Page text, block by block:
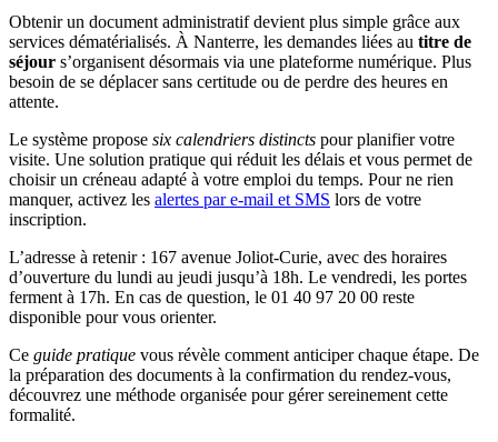
Obtenir un document administratif devient plus simple grâce aux
services dématérialisés. À Nanterre, les demandes liées au titre de
séjour s’organisent désormais via une plateforme numérique. Plus
besoin de se déplacer sans certitude ou de perdre des heures en
attente.
Le système propose six calendriers distincts pour planifier votre
visite. Une solution pratique qui réduit les délais et vous permet de
choisir un créneau adapté à votre emploi du temps. Pour ne rien
manquer, activez les alertes par e-mail et SMS lors de votre
inscription.
L’adresse à retenir : 167 avenue Joliot-Curie, avec des horaires
d’ouverture du lundi au jeudi jusqu’à 18h. Le vendredi, les portes
ferment à 17h. En cas de question, le 01 40 97 20 00 reste
disponible pour vous orienter.
Ce guide pratique vous révèle comment anticiper chaque étape. De
la préparation des documents à la confirmation du rendez-vous,
découvrez une méthode organisée pour gérer sereinement cette
formalité.